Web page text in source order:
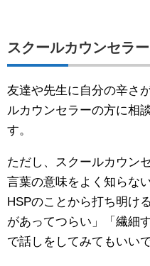
スクールカウンセラ
友達や先生に自分の辛さ
ルカウンセラーの方に相
す。
ただし、スクールカウン
言葉の意味をよく知らな
HSPのことから打ち明け
があってつらい」「繊細
で話しをしてみてもいい